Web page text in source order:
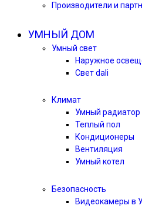
Производители и
УМНЫЙ ДОМ
Умный свет
Наружное
Свет dali
Климат
Умный радиатор
Теплый пол
Кондиционеры
Вентиляция
Умный котел
Безопасность
Видеокамеры в